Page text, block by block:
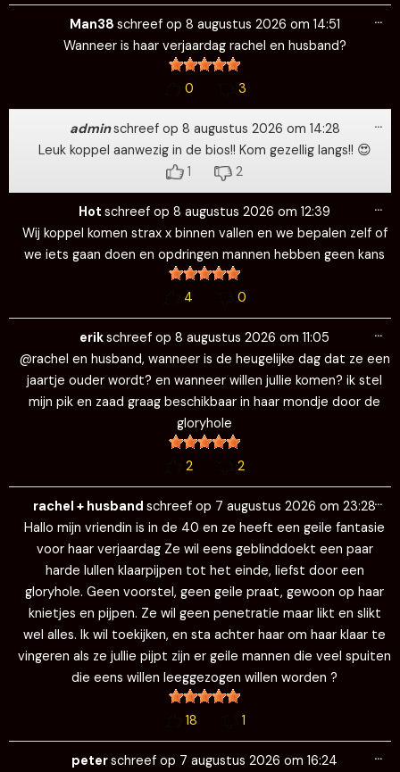
Man38 schreef op 8 augustus 2026 om 14:51
Wanneer is haar verjaardag rachel en husband?
0 3
…
adminschreef op 8 augustus 2026 om 14:28
Leuk koppel aanwezig in de bios!! Kom gezellig langs!! 😍
1
2
…
Hot schreef op 8 augustus 2026 om 12:39
Wij koppel komen strax x binnen vallen en we bepalen zelf of
we iets gaan doen en opdringen mannen hebben geen kans
4 0
…
erikschreef op 8 augustus 2026 om 11:05
@rachel en husband, wanneer is de heugelijke dag dat ze een
jaartje ouder wordt? en wanneer willen jullie komen? ik stel
mijn pik en zaad graag beschikbaar in haar mondje door de
gloryhole
2 2
…
rachel + husband schreef op 7 augustus 2026 om 23:28
Hallo mijn vriendin is in de 40 en ze heeft een geile fantasie
voor haar verjaardag Ze wil eens geblinddoekt een paar
harde lullen klaarpijpen tot het einde, liefst door een
gloryhole. Geen voorstel, geen geile praat, gewoon op haar
knietjes en pijpen. Ze wil geen penetratie maar likt en slikt
wel alles. Ik wil toekijken, en sta achter haar om haar klaar te
vingeren als ze jullie pijpt zijn er geile mannen die veel spuiten
die eens willen leeggezogen willen worden ?
18 1
…
peterschreef op 7 augustus 2026 om 16:24
…